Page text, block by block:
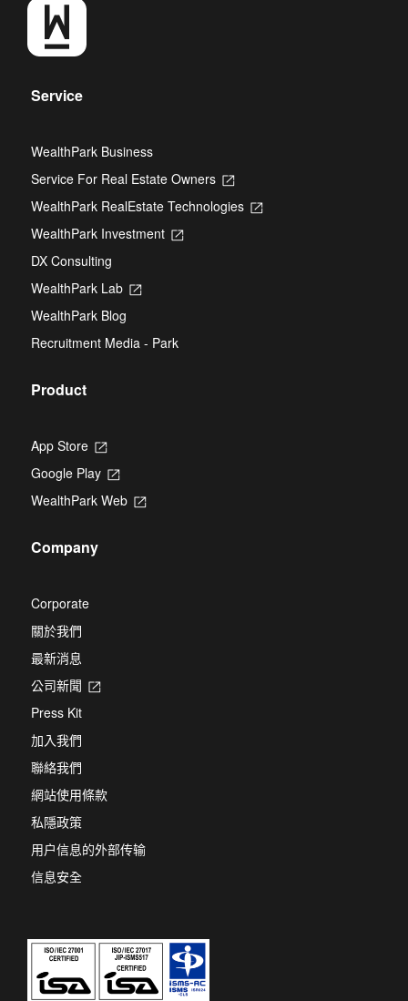
Service
WealthPark Business
Service For Real Estate Owners
Opens
a
WealthPark RealEstate Technologies
Opens
WealthPark Investment
Opens
DX Consulting
WealthPark Lab
Opens
new
tab
WealthPark Blog
Recruitment Media - Park
Product
App Store
Opens
a
new
tab
Google Play
Opens
a
WealthPark Web
Opens
Company
Corporate
關於我們
最新消息
公司新聞
Opens
Press Kit
加入我們
聯絡我們
網站使用條款
私隱政策
用户信息的外部传输
信息安全